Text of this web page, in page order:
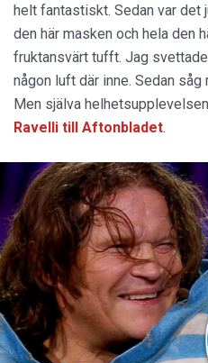
helt fantastiskt. Sedan var det
den här masken och hela den
fruktansvärt tufft. Jag
någon luft där inne. Sedan såg
Men själva
Ravelli till Aftonbladet.